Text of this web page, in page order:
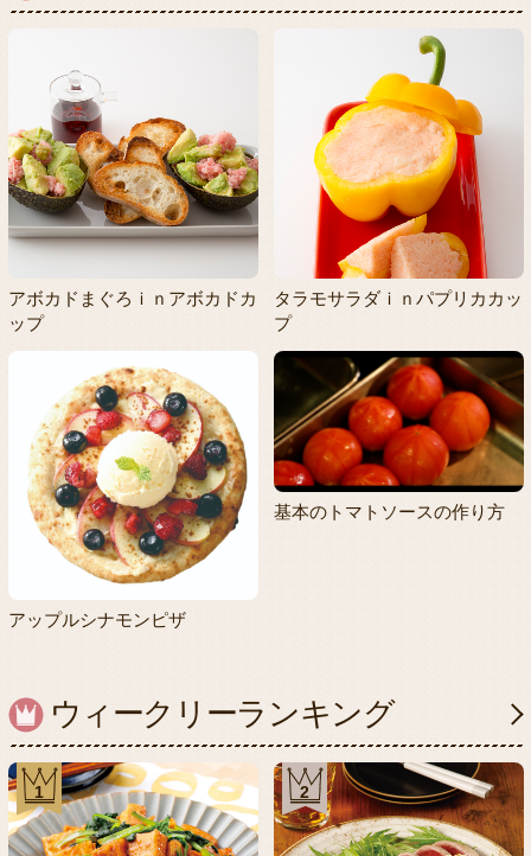
アボカドまぐろｉｎアボカドカ
ップ
タラモサラダｉｎパプリカカッ
プ
アップルシナモンピザ
基本のトマトソースの作り方
ウィークリーランキング
1 2